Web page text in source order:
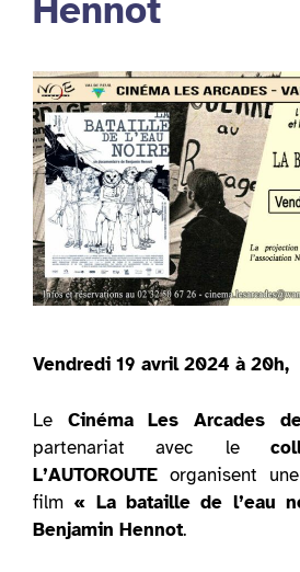
Hennot
Vendredi 19 avril 2024 à 20h,
Le Cinéma Les Arcades
partenariat avec le
L’AUTOROUTE organisent
film « La bataille de l’eau
Benjamin Hennot.